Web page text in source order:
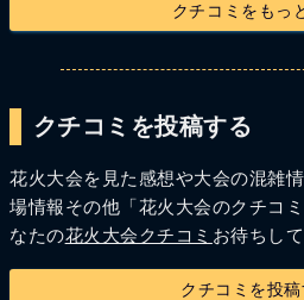
クチコミをもっ
クチコミを投稿する
花火大会を見た感想や大会の混雑
場情報その他「花火大会のクチコ
なたの花火大会クチコミ お待ちし
クチコミを投稿